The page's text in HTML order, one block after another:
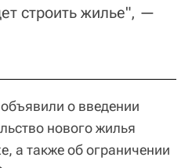
строить жилье", —
о введении
нового жилья
а также об ограничении